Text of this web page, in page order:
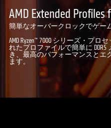
AMD Extended Profiles
簡単なオーバークロックでゲー
AMD Ryzen™ 7000 シリーズ・プロ
れたプロファイルで簡単に
き、最高のパフォーマンスとエ
ます。